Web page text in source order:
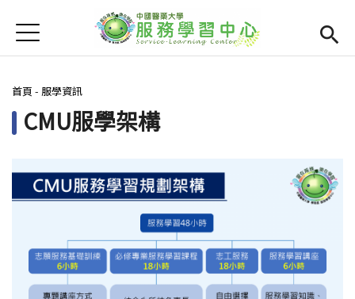
首頁
學務處首頁(link is external)
服學資訊
最新消息
Open submenu (相關連結)
相關連結
Open submenu (活動集錦)
Open
檔案下載
Open submenu (服務智庫)
服務智庫
Jump to Navigation
Jump to Main content
您在這裡
首頁 - 服學資訊
CMU服學架構